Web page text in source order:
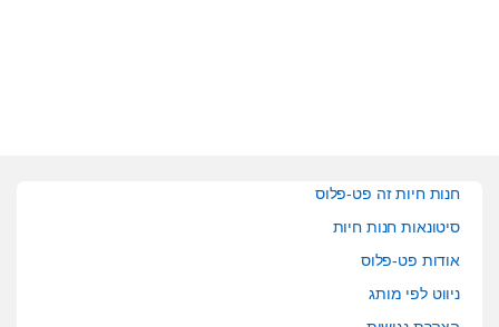
חנות חיות זה פט-פלוס
סיטונאות חנות חיות
אודות פט-פלוס
ניווט לפי מותג